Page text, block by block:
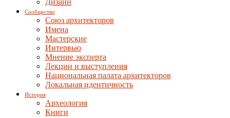
Дизайн
Сообщество
Союз архитекторов
Имена
Мастерские
Интервью
Мнение эксперта
Лекции и выступления
Национальная палата архитекторов
Локальная идентичность
История
Археология
Книги